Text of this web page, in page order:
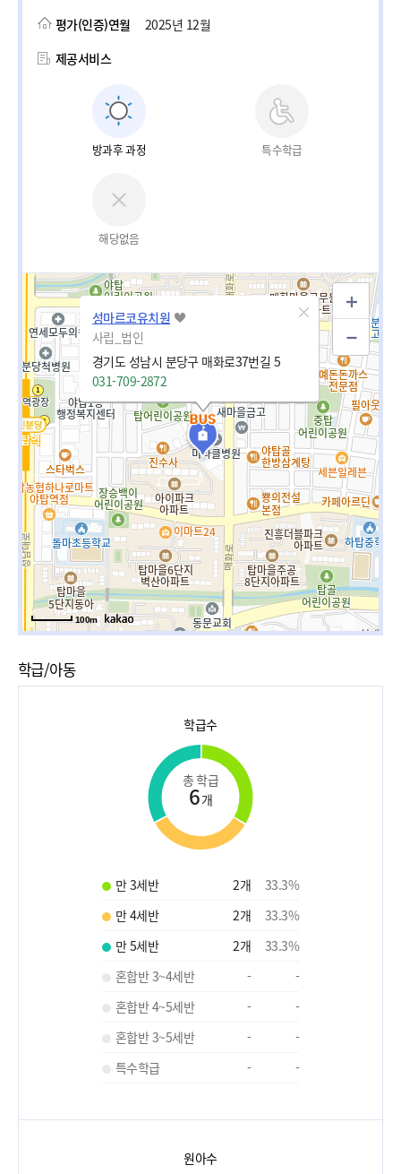
평가(인증)연월
2025년 12월
제공서비스
방과후 과정 특수학급
해당없음
성마르코유치원
사립_법인
경기도 성남시 분당구 매화로37번길 5
031-709-2872
100m
학급/아동
학급수
총 학급
6개
만 3세반 2개 33.3%
만 4세반
2개 33.3%
만 5세반
2개 33.3%
혼합반 3~4세반
-
-
혼합반 4~5세반
-
-
혼합반 3~5세반
-
-
특수학급
- -
원아수